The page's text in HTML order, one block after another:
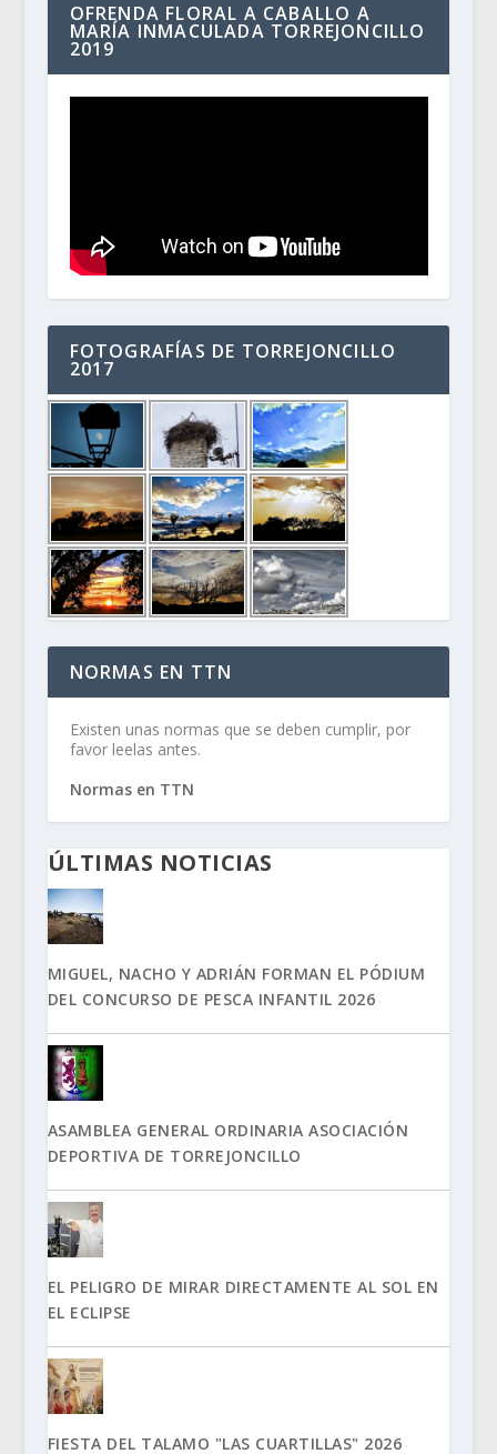
OFRENDA FLORAL A CABALLO A
MARÍA INMACULADA TORREJONCILLO
2019
FOTOGRAFÍAS DE TORREJONCILLO
2017
NORMAS EN TTN
Existen unas normas que se deben cumplir, por
favor leelas antes.
Normas en TTN
ÚLTIMAS NOTICIAS
MIGUEL, NACHO Y ADRIÁN FORMAN EL PÓDIUM
DEL CONCURSO DE PESCA INFANTIL 2026
ASAMBLEA GENERAL ORDINARIA ASOCIACIÓN
DEPORTIVA DE TORREJONCILLO
EL PELIGRO DE MIRAR DIRECTAMENTE AL SOL EN
EL ECLIPSE
FIESTA DEL TALAMO "LAS CUARTILLAS" 2026